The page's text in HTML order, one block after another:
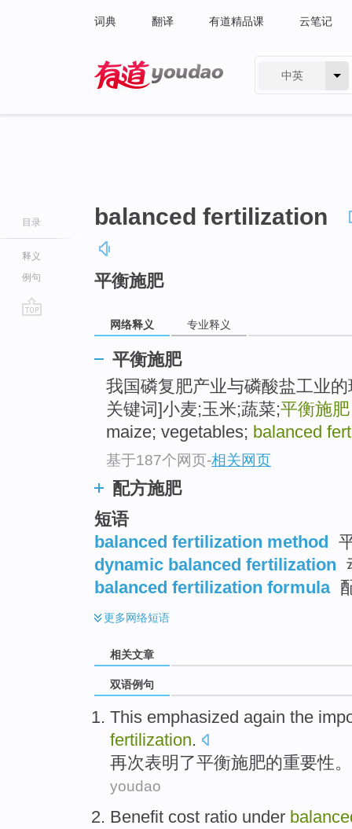
词典 翻译 有道精品课 云笔记
中英
目录
释义
例句
balanced fertilization
平衡施肥
网络释义 专业释义
平衡施肥
我国磷复肥产业与磷酸盐工业
关键词]小麦;玉米;蔬菜;平衡施肥
maize; vegetables; balanced
基于187个网页-相关网页
配方施肥
短语
balanced fertilization method
dynamic balanced fertilization
balanced fertilization formula
更多网络短语
相关文章
双语例句
This emphasized again the
fertilization.
再次表明了平衡施肥的重要性。
youdao
Benefit cost ratio under